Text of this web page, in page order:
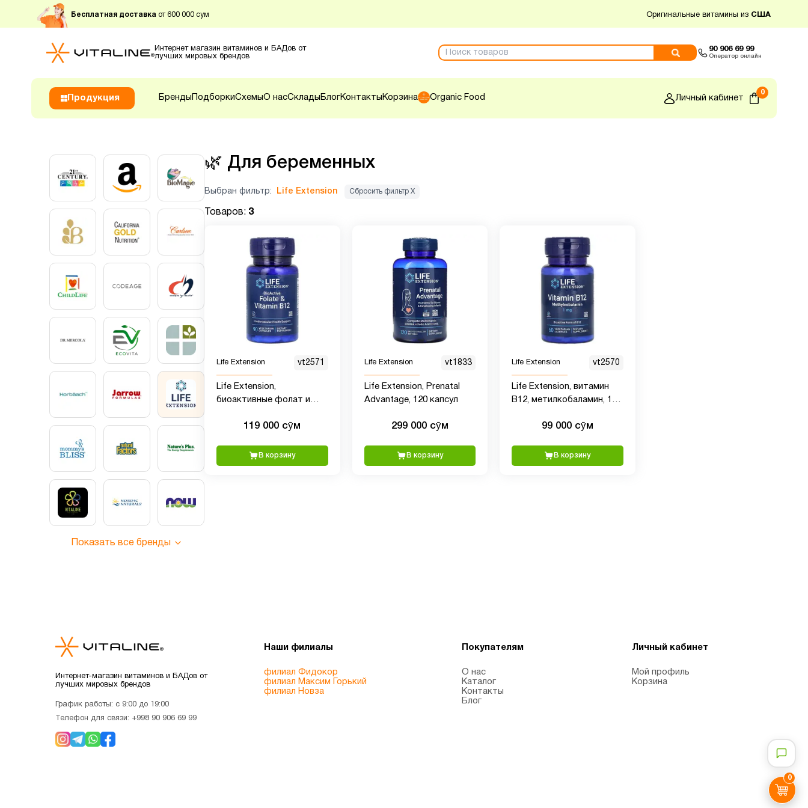
Бесплатная доставка от 600 000 сум Оригинальные витамины из США
Интернет магазин витаминов и БАДов от
лучших мировых брендов
90 906 69 99
Оператор онлайн
Продукция Бренды ПодборкиСхемыО насСклады БлогКонтакты Корзина Organic Food Личный кабинет
0
0
Показать все бренды
🌿 Для беременных
Выбран фильтр: Life Extension Сбросить фильтр Х
Товаров: 3
Life Extension vt2571
Life Extension,
биоактивные фолат и
вегетарианских капсул
119 000 сӯм
В корзину
Life Extension vt1833
Life Extension, Prenatal
Advantage, 120 капсул
299 000 сӯм
В корзину
Life Extension vt2570
Life Extension, витамин
B12, метилкобаламин, 1
пастилок99 000 сӯм
В корзину
Интернет-магазин витаминов и БАДов от
лучших мировых брендов
График работы: с 9:00 до 19:00
Телефон для связи: +998 90 906 69 99
Наши филиалы
филиал Фидокор
филиал Максим Горький
филиал Новза
Покупателям
О нас
Каталог
Контакты
Блог
Личный кабинет
Мой профиль
Корзина